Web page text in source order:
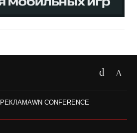
РЕКЛАМАWN CONFERENCE